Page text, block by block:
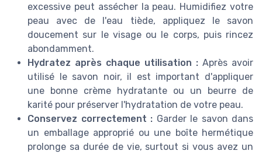
excessive peut assécher la peau. Humidifiez votre
peau avec de l'eau tiède, appliquez le savon
doucement sur le visage ou le corps, puis rincez
abondamment.
Hydratez après chaque utilisation : Après avoir
utilisé le savon noir, il est important d'appliquer
une bonne crème hydratante ou un beurre de
karité pour préserver l'hydratation de votre peau.
Conservez correctement : Garder le savon dans
un emballage approprié ou une boîte hermétique
prolonge sa durée de vie, surtout si vous avez un